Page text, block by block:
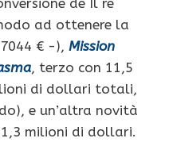
de Il re
ad ottenere la
€ -), Mission
, terzo con 11,5
di dollari totali,
e un’altra novità
milioni di dollari.